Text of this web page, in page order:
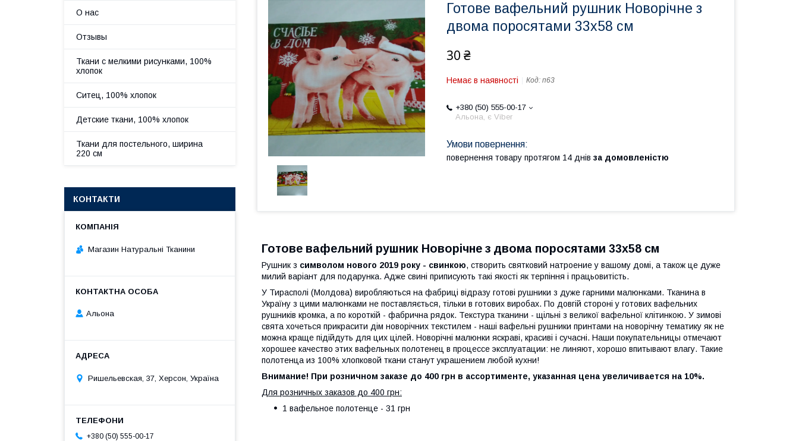
Готове вафельний рушник Новорічне з
двома поросятами 33х58 см
30 ₴
Немає в наявності Код: п63
+380 (50) 555-00-17
Альона, є Viber
повернення товару протягом 14 днів за домовленістю
Готове вафельний рушник Новорічне з двома поросятами 33х58 см
Рушник з символом нового 2019 року - свинкою, створить святковий натроение у вашому домі, а також це дуже
милий варіант для подарунка. Адже свині приписують такі якості як терпіння і працьовитість.
У Тирасполі (Молдова) виробляються на фабриці відразу готові рушники з дуже гарними малюнками. Тканина в
Україну з цими малюнками не поставляється, тільки в готових виробах. По довгій стороні у готових вафельних
рушників кромка, а по короткій - фабрична рядок. Текстура тканини - щільні з великої вафельної клітинкою. У зимові
свята хочеться прикрасити дім новорічних текстилем - наші вафельні рушники принтами на новорічну тематику як не
можна краще підійдуть для цих цілей. Новорічні малюнки яскраві, красиві і сучасні. Наши покупательницы отмечают
хорошее качество этих вафельных полотенец в процессе эксплуатации: не линяют, хорошо впитывают влагу. Такие
полотенца из 100% хлопковой ткани станут украшением любой кухни!
Внимание! При розничном заказе до 400 грн в ассортименте, указанная цена увеличивается на 10%.
Для розничных заказов до 400 грн:
1 вафельное полотенце - 31 грн
О нас
Отзывы
Ткани с мелкими рисунками, 100%
хлопок
Ситец, 100% хлопок
Детские ткани, 100% хлопок
Ткани для постельного, ширина
220 см
КОНТАКТИ
Магазин Натуральні Тканини
Альона
Ришельевская, 37, Херсон, Україна
+380 (50) 555-00-17